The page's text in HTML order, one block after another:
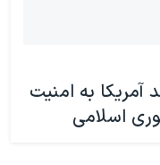
آمریکا به امنیت
اسلامی